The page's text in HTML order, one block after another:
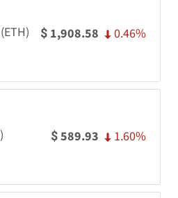
$ 1,908.58 0.46%
$589.93 1.60%